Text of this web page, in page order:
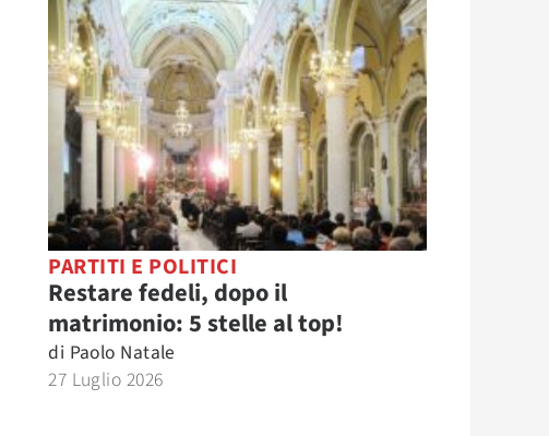
PARTITI E POLITICI
Restare fedeli, dopo il
matrimonio: 5 stelle al top!
di Paolo Natale
27 Luglio 2026